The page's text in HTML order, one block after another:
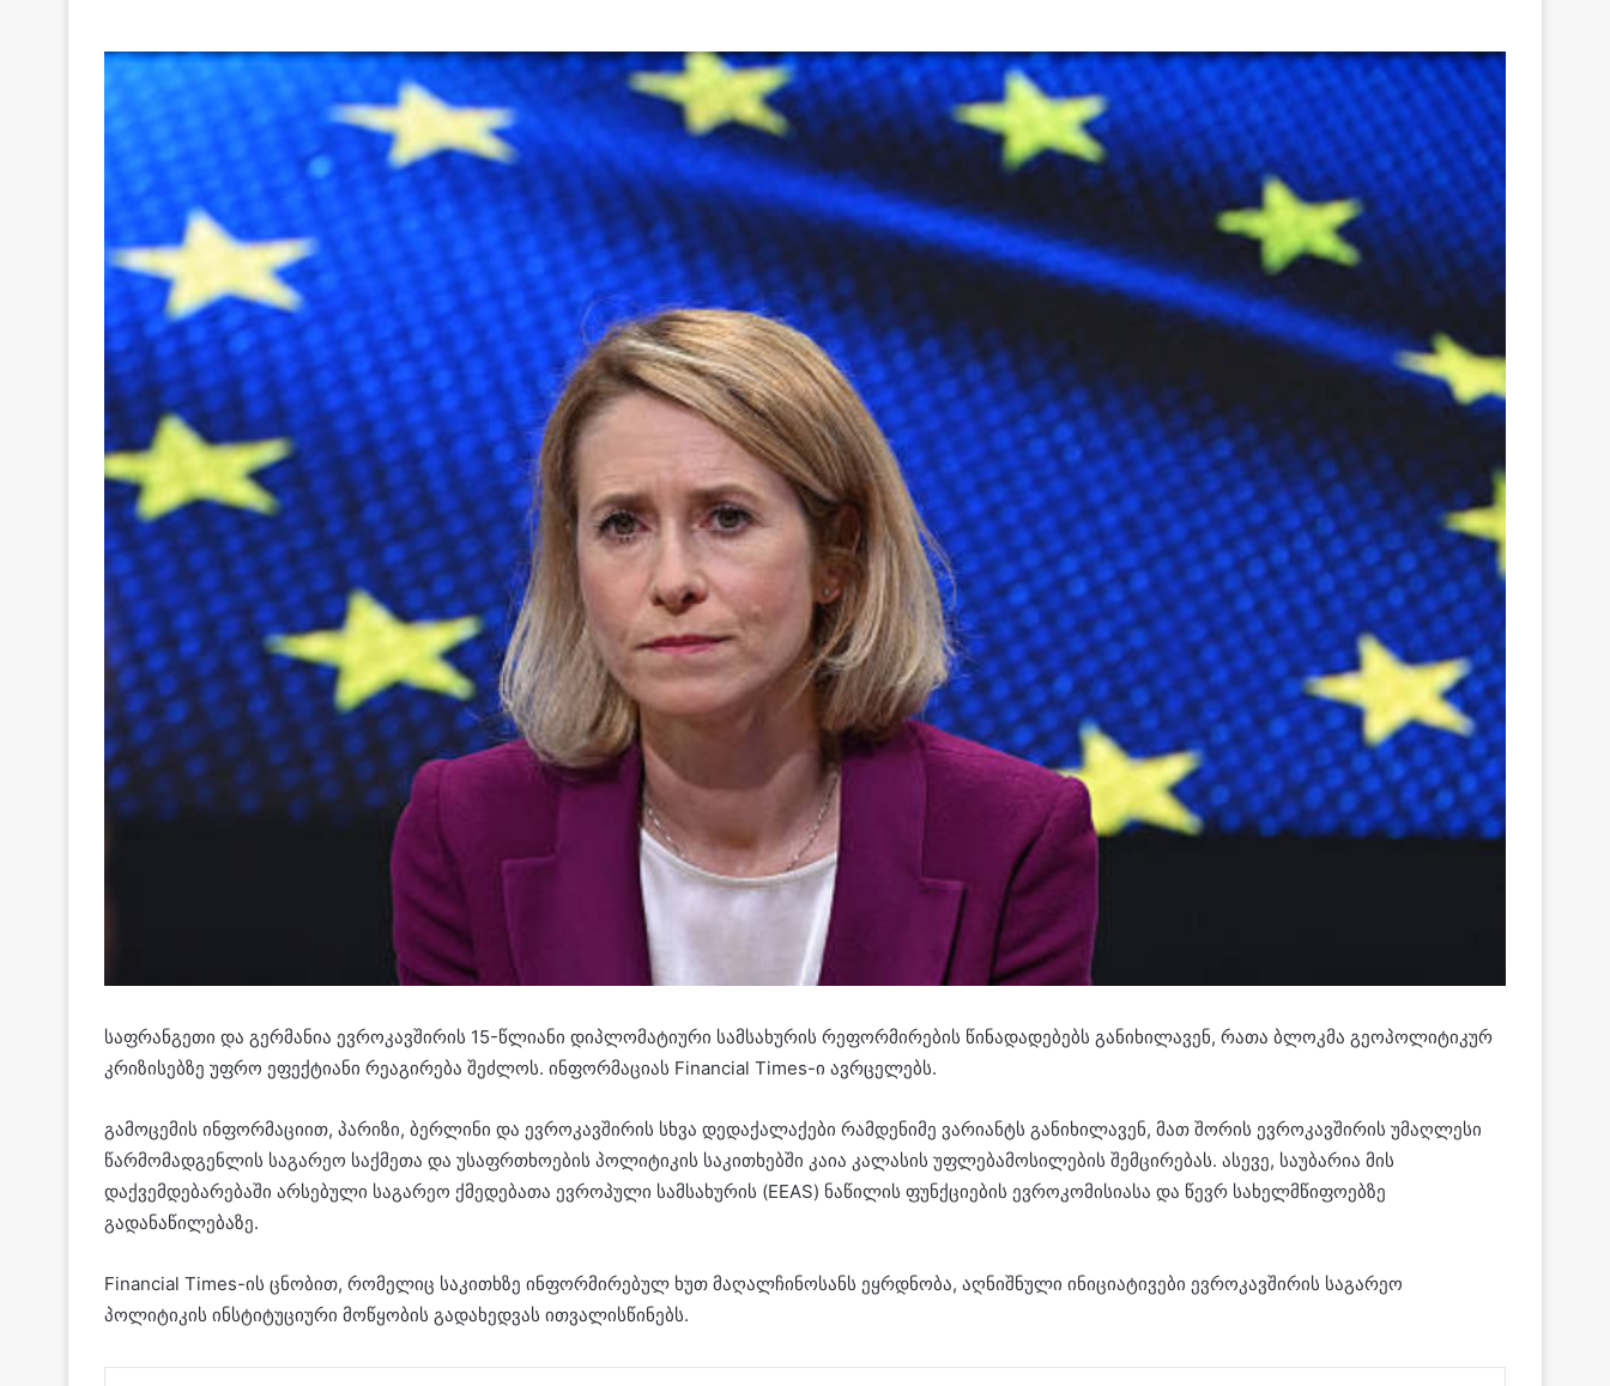
საფრანგეთი და გერმანია ევროკავშირის 15-წლიანი დიპლომატიური სამსახურის რეფორმირების წინადადებებს განიხილავენ, რათა ბლოკმა გეოპოლიტიკურ
კრიზისებზე უფრო ეფექტიანი რეაგირება შეძლოს. ინფორმაციას Financial Times-ი ავრცელებს.
გამოცემის ინფორმაციით, პარიზი, ბერლინი და ევროკავშირის სხვა დედაქალაქები რამდენიმე ვარიანტს განიხილავენ, მათ შორის ევროკავშირის უმაღლესი
წარმომადგენლის საგარეო საქმეთა და უსაფრთხოების პოლიტიკის საკითხებში კაია კალასის უფლებამოსილების შემცირებას. ასევე, საუბარია მის
დაქვემდებარებაში არსებული საგარეო ქმედებათა ევროპული სამსახურის (EEAS) ნაწილის ფუნქციების ევროკომისიასა და წევრ სახელმწიფოებზე
გადანაწილებაზე.
Financial Times-ის ცნობით, რომელიც საკითხზე ინფორმირებულ ხუთ მაღალჩინოსანს ეყრდნობა, აღნიშნული ინიციატივები ევროკავშირის საგარეო
პოლიტიკის ინსტიტუციური მოწყობის გადახედვას ითვალისწინებს.